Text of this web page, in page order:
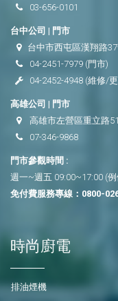
03-656-0101
台中公司 | 門市
台中市西屯區漢翔路
04-2451-7979 (門市)
04-2452-4948 (維修/
高雄公司 | 門市
高雄市左營區重立路
07-346-9868
門市參觀時間 :
週一~週五 09:00~17:00 (
免付費服務專線： 0800-
時尚廚電
排油煙機